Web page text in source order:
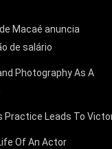
Macaé anuncia
de salário
Photography As A
Practice Leads To
Of An Actor